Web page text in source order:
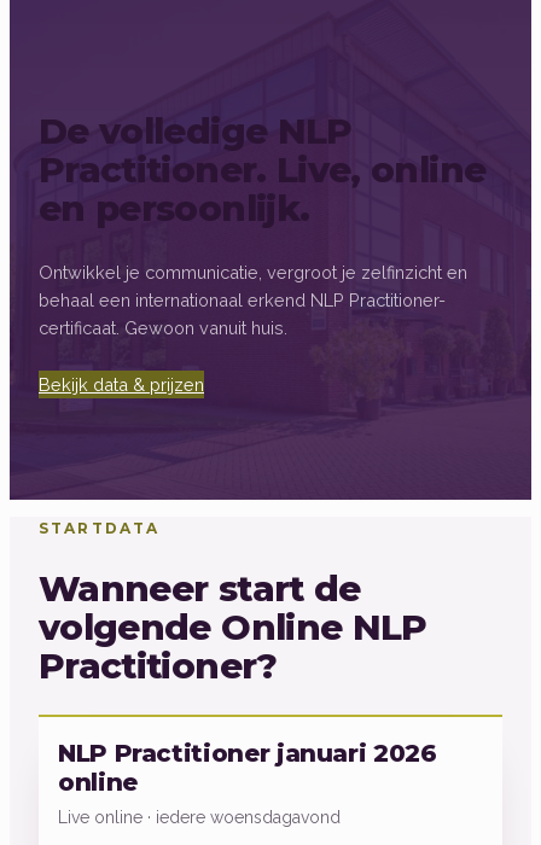
De volledige NLP
Practitioner. Live, online
en persoonlijk.
Ontwikkel je communicatie, vergroot je zelfinzicht en
behaal een internationaal erkend NLP Practitioner-
certificaat. Gewoon vanuit huis.
Bekijk data & prijzen
STARTDATA
Wanneer start de
volgende Online NLP
Practitioner?
NLP Practitioner januari 2026
online
Live online · iedere woensdagavond